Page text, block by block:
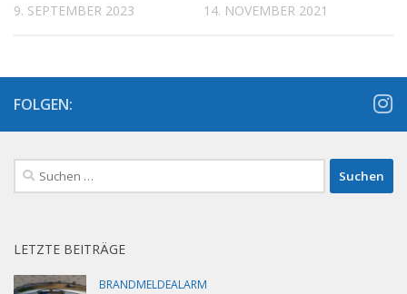
9. SEPTEMBER 2023 14. NOVEMBER 2021
FOLGEN:
Suchen
nach:
LETZTE BEITRÄGE
BRANDMELDEALARM